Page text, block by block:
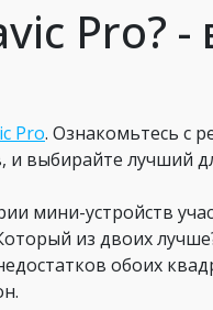
Pro?
Pro. Ознакомьтесь с
выбирайте лучший
мини-устройств
из двоих
обоих